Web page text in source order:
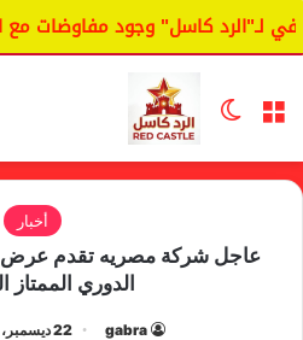
كاسل" وجود مفاوضات مع
القائمة الوضع المظلم
أخبار
عاجل شركة مصريه تقدم عرض
الدوري الممتاز
gabra 22 ديسمبر، 2021